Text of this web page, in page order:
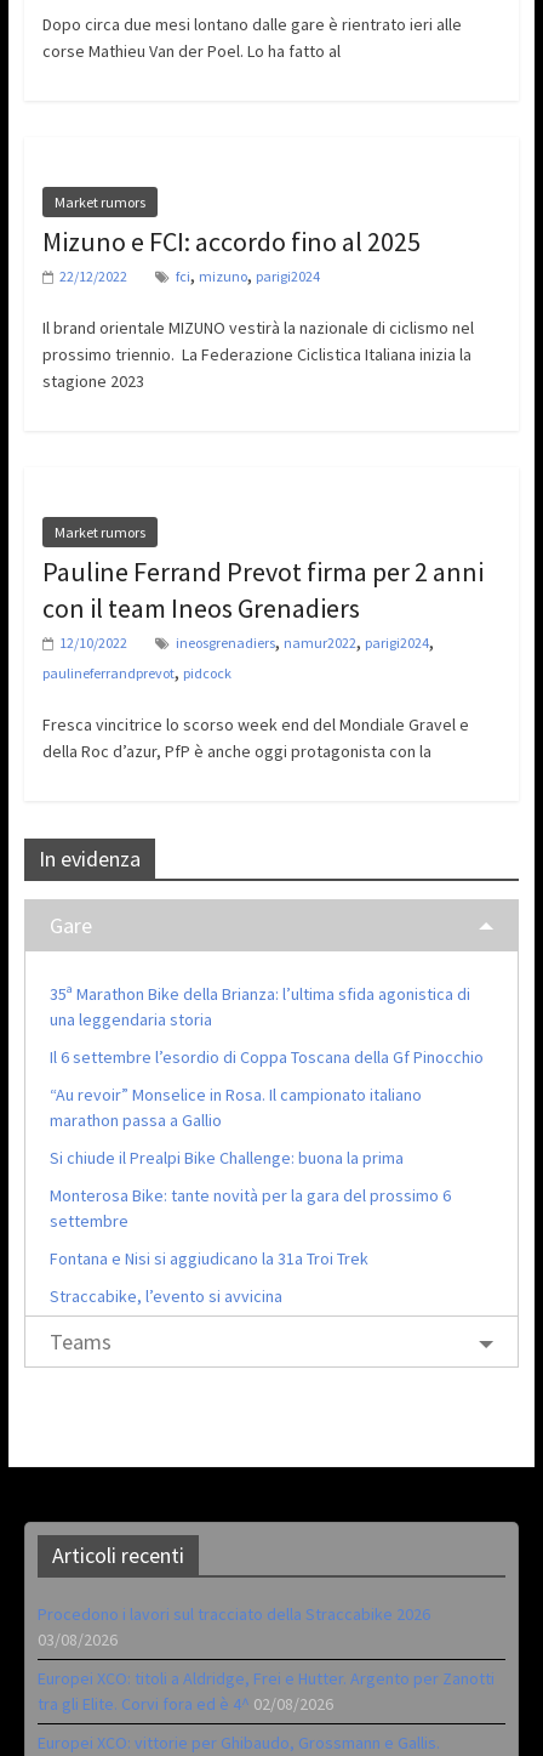
Dopo circa due mesi lontano dalle gare è rientrato ieri alle
corse Mathieu Van der Poel. Lo ha fatto al
Market rumors
Mizuno e FCI: accordo fino al 2025
22/12/2022 fci, mizuno, parigi2024
Il brand orientale MIZUNO vestirà la nazionale di ciclismo nel
prossimo triennio. La Federazione Ciclistica Italiana inizia la
stagione 2023
Market rumors
Pauline Ferrand Prevot firma per 2 anni
con il team Ineos Grenadiers
12/10/2022 ineosgrenadiers, namur2022, parigi2024,
paulineferrandprevot, pidcock
Fresca vincitrice lo scorso week end del Mondiale Gravel e
della Roc d’azur, PfP è anche oggi protagonista con la
In evidenza
Gare
35ª Marathon Bike della Brianza: l’ultima sfida agonistica di
una leggendaria storia
Il 6 settembre l’esordio di Coppa Toscana della Gf Pinocchio
“Au revoir” Monselice in Rosa. Il campionato italiano
marathon passa a Gallio
Si chiude il Prealpi Bike Challenge: buona la prima
Monterosa Bike: tante novità per la gara del prossimo 6
settembre
Fontana e Nisi si aggiudicano la 31a Troi Trek
Straccabike, l’evento si avvicina
Teams
Articoli recenti
Procedono i lavori sul tracciato della Straccabike 2026
03/08/2026
Europei XCO: titoli a Aldridge, Frei e Hutter. Argento per Zanotti
tra gli Elite. Corvi fora ed è 4^ 02/08/2026
Europei XCO: vittorie per Ghibaudo, Grossmann e Gallis.